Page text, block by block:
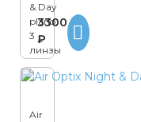
& Day
plano,
3
линзы
3300
₽
Air